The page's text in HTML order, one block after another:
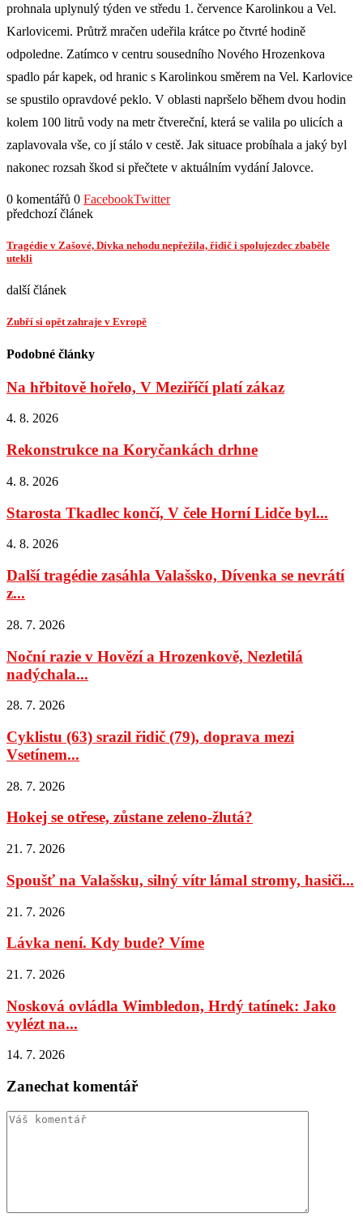
prohnala uplynulý týden ve středu 1. července Karolinkou a Vel.
Karlovicemi. Průtrž mračen udeřila krátce po čtvrté hodině
odpoledne. Zatímco v centru sousedního Nového Hrozenkova
spadlo pár kapek, od hranic s Karolinkou směrem na Vel. Karlovice
se spustilo opravdové peklo. V oblasti napršelo během dvou hodin
kolem 100 litrů vody na metr čtvereční, která se valila po ulicích a
zaplavovala vše, co jí stálo v cestě. Jak situace probíhala a jaký byl
nakonec rozsah škod si přečtete v aktuálním vydání Jalovce.
0 komentářů 0 FacebookTwitter
předchozí článek
Tragédie v Zašové, Dívka nehodu nepřežila, řidič i spolujezdec zbaběle
utekli
další článek
Zubří si opět zahraje v Evropě
Podobné články
Na hřbitově hořelo, V Meziříčí platí zákaz
4. 8. 2026
Rekonstrukce na Koryčankách drhne
4. 8. 2026
Starosta Tkadlec končí, V čele Horní Lidče byl...
4. 8. 2026
Další tragédie zasáhla Valašsko, Dívenka se nevrátí
z...
28. 7. 2026
Noční razie v Hovězí a Hrozenkově, Nezletilá
nadýchala...
28. 7. 2026
Cyklistu (63) srazil řidič (79), doprava mezi
Vsetínem...
28. 7. 2026
Hokej se otřese, zůstane zeleno-žlutá?
21. 7. 2026
Spoušť na Valašsku, silný vítr lámal stromy, hasiči...
21. 7. 2026
Lávka není. Kdy bude? Víme
21. 7. 2026
Nosková ovládla Wimbledon, Hrdý tatínek: Jako
vylézt na...
14. 7. 2026
Zanechat komentář